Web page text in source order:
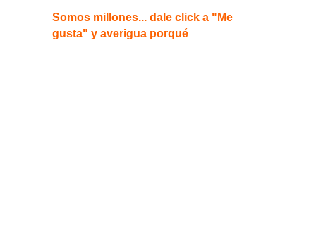
Somos millones... dale click a "Me
gusta" y averigua porqué